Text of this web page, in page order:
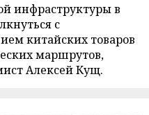
инфраструктуры в
с
китайских товаров
маршрутов,
Алексей Кущ.